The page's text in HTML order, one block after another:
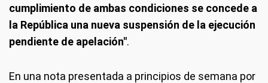
cumplimiento de ambas condiciones se concede a
la República una nueva suspensión de la ejecución
pendiente de apelación".
En una nota presentada a principios de semana por